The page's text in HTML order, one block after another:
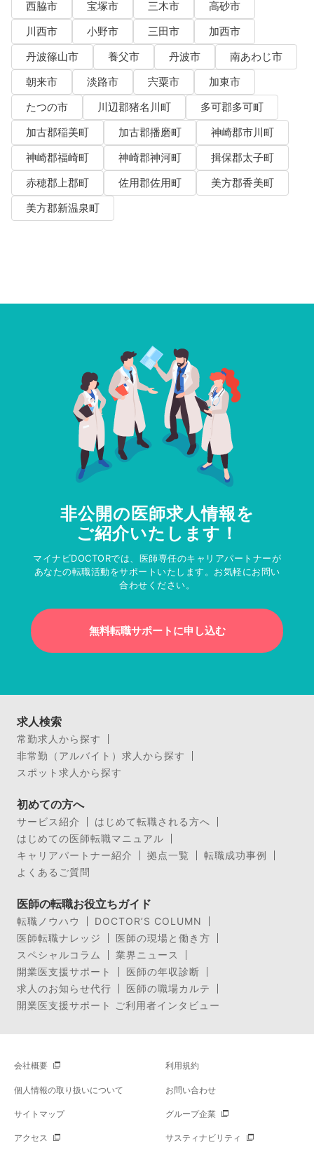
西脇市
宝塚市 三木市
高砂市
川西市
小野市 三田市
加西市
丹波篠山市
養父市 丹波市
南あわじ市
朝来市
淡路市 宍粟市
加東市
たつの市
川辺郡猪名川町
多可郡多可町
加古郡稲美町
加古郡播磨町
神崎郡市川町
神崎郡福崎町
神崎郡神河町
揖保郡太子町
赤穂郡上郡町
佐用郡佐用町
美方郡香美町
美方郡新温泉町
非公開の医師求人情報を
ご紹介いたします！
マイナビDOCTORでは、医師専任のキャリアパートナーが
あなたの転職活動をサポートいたします。お気軽にお問い
合わせください。
無料転職サポートに申し込む
求人検索
常勤求人から探す
非常勤（アルバイト）求人から探す
スポット求人から探す
初めての方へ
サービス紹介
はじめて転職される方へ
はじめての医師転職マニュアル
キャリアパートナー紹介
拠点一覧
転職成功事例
よくあるご質問
医師の転職お役立ちガイド
転職ノウハウ
DOCTOR’S COLUMN
医師転職ナレッジ
医師の現場と働き方
スペシャルコラム
業界ニュース
開業医支援サポート
医師の年収診断
求人のお知らせ代行
医師の職場カルテ
開業医支援サポート ご利用者インタビュー
会社概要 利用規約
個人情報の取り扱いについて お問い合わせ
サイトマップ グループ企業
アクセス サスティナビリティ